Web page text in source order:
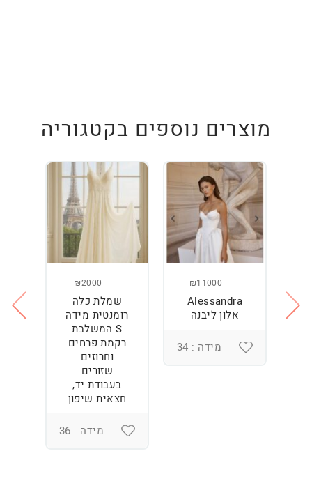
מוצרים נוספים בקטגוריה
₪11000
Alessandra
אלון ליבנה
מידה : 34
₪2000
שמלת כלה
רומנטית מידה
S המשלבת
רקמת פרחים
וחרוזים
שזורים
בעבודת יד,
חצאית שיפון
מידה : 36